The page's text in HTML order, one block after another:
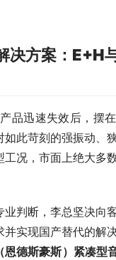
决方案：E+H
迅速失效后，摆
如此苛刻的强振动、
工况，市面上绝大多
判断，李总坚决向
并实现国产替代的
恩德斯豪斯）紧凑型